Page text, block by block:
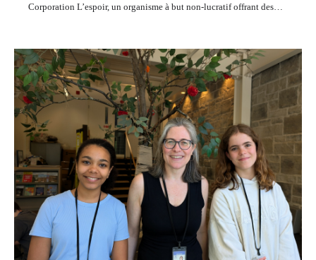
Corporation L’espoir, un organisme à but non-lucratif offrant des…